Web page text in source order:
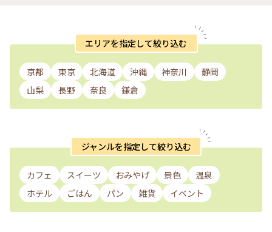
エリアを指定して絞り込む
京都 東京 北海道 沖縄 神奈川
静岡
山梨
長野 奈良 鎌倉
ジャンルを指定して絞り込む
カフェ スイーツ おみやげ 景色
温泉
ホテル
ごはん パン 雑貨 イベント